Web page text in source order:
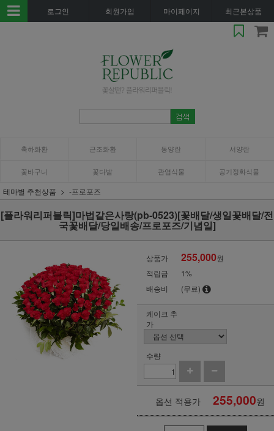
로그인 회원가입 마이페이지 최근본상품
축하화환 근조화환 동양란 서양란
꽃바구니 꽃다발 관엽식물 공기정화식물
테마별 추천상품 -프로포즈
[플라워리퍼블릭]마법같은사랑(pb-0523)[꽃배달/생일꽃배달/전
국꽃배달/당일배송/프로포즈/기념일]
상품가 255,000원
적립금
1%
배송비
(무료)
케이크 추
가
수량
옵션 적용가 255,000원